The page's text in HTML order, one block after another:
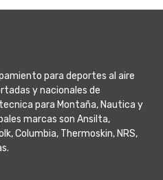
para deportes al aire
y nacionales de
para Montaña, Nautica y
marcas son Ansilta,
Columbia, Thermoskin, NRS,